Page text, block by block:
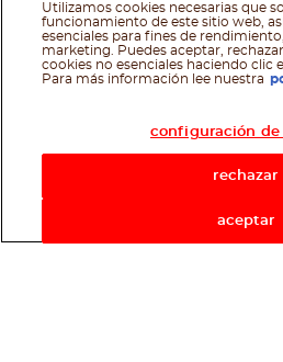
Utilizamos cookies necesarias que
funcionamiento de este sitio web,
esenciales para fines de
marketing. Puedes aceptar,
cookies no esenciales haciendo clic
Para más información lee nuestra
configuración de
rechazar
aceptar